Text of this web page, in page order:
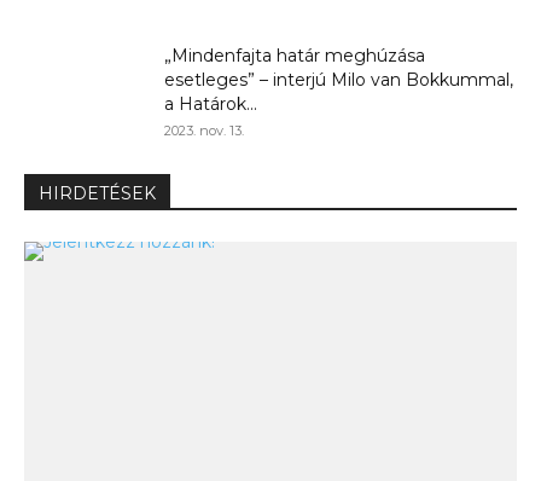
„Mindenfajta határ meghúzása
esetleges” – interjú Milo van Bokkummal,
a Határok...
2023. nov. 13.
HIRDETÉSEK